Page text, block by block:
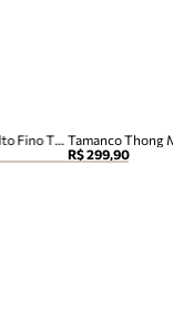
Tamanco Thong Off White Couro Salto Fino Tira Dedo
R$ 299,90